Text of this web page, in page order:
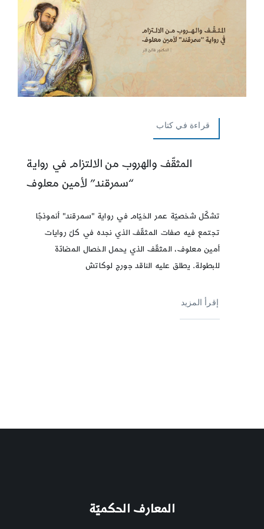
قراءة في كتاب
المثقّف والهروب من الالتزام في رواية
“سمرقند” لأمين معلوف
تشكّل شخصيّة عمر الخيّام في رواية "سمرقند" أنموذجًا
تجتمع فيه صفات المثقّف الذي نجده في كلّ روايات
أمين معلوف، المثقّف الذي يحمل الخصال المضادّة
للبطولة. يطلق عليه الناقد جورج لوكاتش
إقرأ المزيد
المعارف الحكميّة